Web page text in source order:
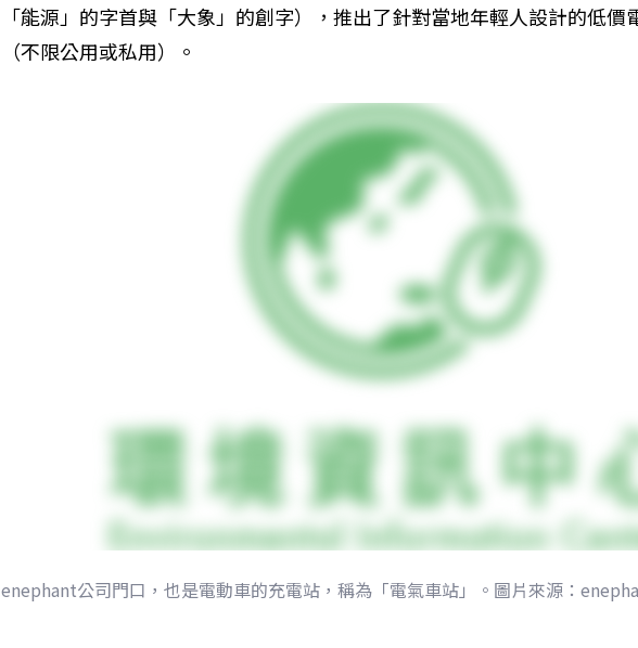
「能源」的字首與「大象」的創字），推出了針對當地年輕人設計的低價
（不限公用或私用）。
enephant公司門口，也是電動車的充電站，稱為「電氣車站」。圖片來源：